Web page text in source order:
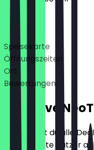
Deals
Speisekarte
Öffnungszeiten
Ort
Bewertungen
Exklusive
Hier findest du alle
für NeoTaste Nutzer